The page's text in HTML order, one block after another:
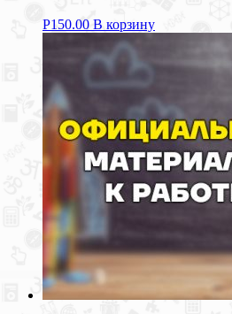
Р150.00 В корзину